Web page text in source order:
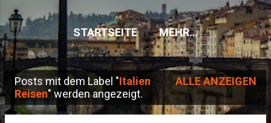
STARTSEITE MEHR…
P
o
Posts mit dem Label "Italien
Reisen" werden angezeigt.
ALLE ANZEIGEN